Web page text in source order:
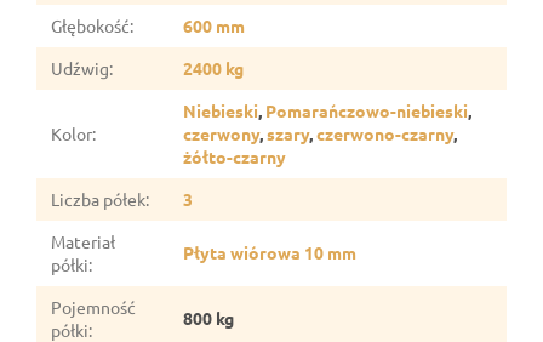
Głębokość:
600 mm
Udźwig: 2400 kg
Kolor:
Niebieski Pomarańczowo-niebieski
czerwony, szary, czerwono-czarny,
żółto-czarny
Liczba półek:
3
Materiał
półki:
Płyta wiórowa 10 mm
Pojemność
półki:
800 kg